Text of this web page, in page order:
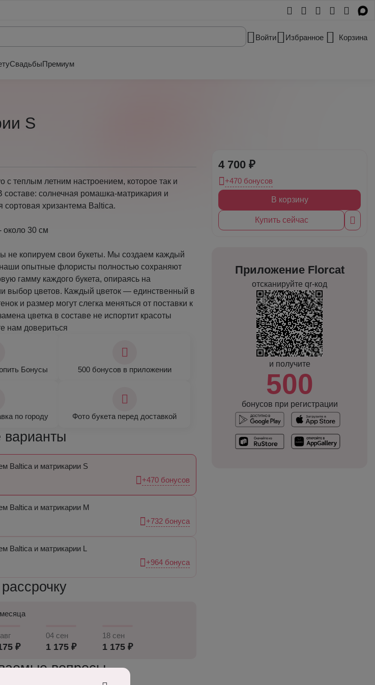
Войти Избранное Корзина
СвадьбыПремиум
S
с теплым летним настроением, которое так и
составе: солнечная ромашка-матрикария и
сортовая хризантема Baltica.
около 30 см
не копируем свои букеты. Мы создаем каждый
опытные флористы полностью сохраняют
гамму каждого букета, опираясь на
выбор цветов. Каждый цветок — единственный в
и размер могут слегка меняться от поставки к
цветка в составе не испортит красоты
нам довериться
Бонусы 500 бонусов в приложении
по городу Фото букета перед доставкой
Baltica и матрикарии S
+470 бонусов
Baltica и матрикарии M
+732 бонуса
Baltica и матрикарии L
+964 бонуса
₽
04 сен
1 175 ₽
18 сен
1 175 ₽
вопросы
4 700 ₽
+470 бонусов
В корзину
Купить сейчас
Приложение Florcat
отсканируйте qr-код
и получите
500
бонусов при регистрации